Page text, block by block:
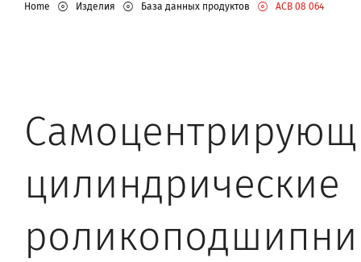
Home Изделия База данных продуктов ACB 08 064
цилиндрические